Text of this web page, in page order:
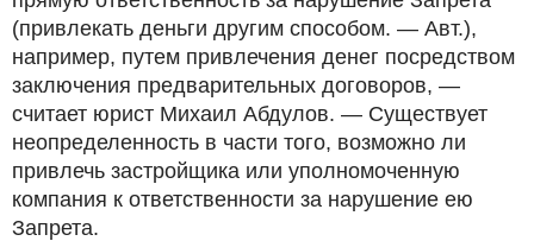
(привлекать деньги другим способом. — Авт.),
например, путем привлечения денег посредством
заключения предварительных договоров, —
считает юрист Михаил Абдулов. — Существует
неопределенность в части того, возможно ли
привлечь застройщика или уполномоченную
компания к ответственности за нарушение ею
Запрета.